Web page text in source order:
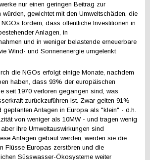
nur einen geringen Beitrag zur
würden, gewichtet mit den Umweltschäden, die
fordern, dass öffentliche Investitionen in
Anlagen, in
und in weniger belastende erneuerbare
Wind- und Sonnenenergie umgelenkt
die NGOs erfolgt einige Monate, nachdem
haben, dass 93% der europäischen
seit 1970 verloren gegangen sind, was
zurückzuführen ist. Zwar gelten 91%
geplanten Anlagen in Europa als "klein" - d.h.
von weniger als 10MW - und tragen wenig
ihre Umweltauswirkungen sind
Anlagen gebaut werden, werden sie die
Flüsse Europas zerstören und die
Süsswasser-Ökosysteme weiter